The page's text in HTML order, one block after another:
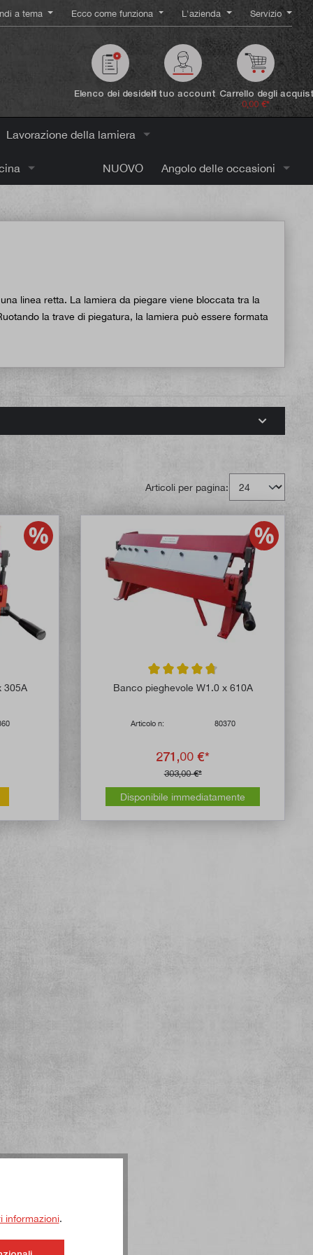
a tema Ecco come funziona L'azienda Servizio
Elenco dei desideriIl tuo account Carrello degli
0,00 €*
Lavorazione della lamiera
NUOVO Angolo delle occasioni
linea retta. La lamiera da piegare viene bloccata tra la
la trave di piegatura, la lamiera può essere formata
Articoli per pagina:
4.7 su 5 stelle
305A Valutazione media di 4.8 su 5 stelle
Banco pieghevole W1.0 x 610A
Articolo n: 80370
271,00 €*
303,00 €*
Disponibile immediatamente
informazioni.